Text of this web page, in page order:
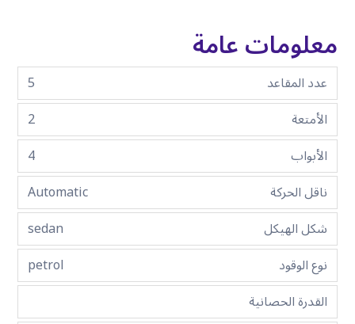
معلومات عامة
عدد المقاعد
5
الأمتعة
2
الأبواب
4
ناقل الحركة
Automatic
شكل الهيكل
sedan
نوع الوقود
petrol
القدرة الحصانية